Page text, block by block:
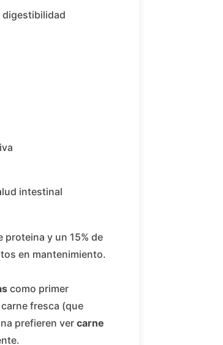
digestibilidad
intestinal
y un 15% de
en mantenimiento.
como primer
fresca (que
prefieren vercarne